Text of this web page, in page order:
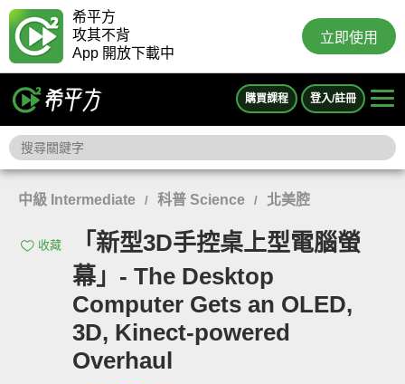
希平方
攻其不背
App 開放下載中
立即使用
購買課程 登入/註冊
中級 Intermediate / 科普 Science / 北美腔
收藏
「新型3D手控桌上型電腦螢
幕」- The Desktop
Computer Gets an OLED,
3D, Kinect-powered
Overhaul